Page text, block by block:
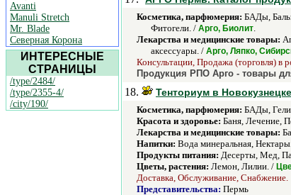
Avanti
Manuli Stretch
Mr. Blade
Северная Корона
ИНТЕРЕСНЫЕ
СТРАНИЦЫ
/type/2484/
/type/2355-4/
/city/190/
Косметика, парфюмерия: БАДы,
Фитогели. / Арго, Биолит.
Лекарства и медицинские товары:
аксессуары. / Арго, Ляпко,
Консультации, Продажа (торговля) в
Продукция РПО Арго - товары
18. Тенториум в
Косметика, парфюмерия: БАДы, Гели
Красота и здоровье: Баня, Лечение,
Лекарства и медицинские товары:
Напитки: Вода минеральная,
Продукты питания: Десерты, Мед,
Цветы, растения: Лемон, Лилии. /
Доставка, Обслуживание, Снабжение.
Представительства: Пермь